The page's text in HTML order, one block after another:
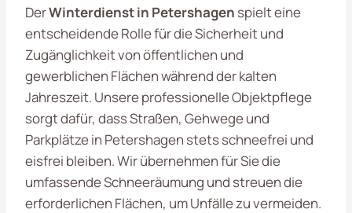
DerWinterdienst in Petershagen spielt eine
entscheidende Rolle für die Sicherheit und
Zugänglichkeit von öffentlichen und
gewerblichen Flächen während der kalten
Jahreszeit. Unsere professionelle Objektpflege
sorgt dafür, dass Straßen, Gehwege und
Parkplätze in Petershagen stets schneefrei und
eisfrei bleiben. Wir übernehmen für Sie die
umfassende Schneeräumung und streuen die
erforderlichen Flächen, um Unfälle zu vermeiden.